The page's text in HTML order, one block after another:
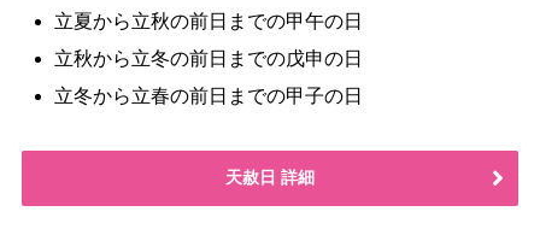
立夏から立秋の前日までの甲午の日
立秋から立冬の前日までの戊申の日
立冬から立春の前日までの甲子の日
天赦日 詳細